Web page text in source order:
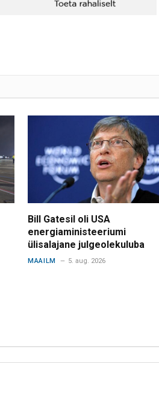
Bill Gatesil oli USA
energiaministeeriumi
ülisalajane julgeolekuluba
MAAILM 5. aug. 2026